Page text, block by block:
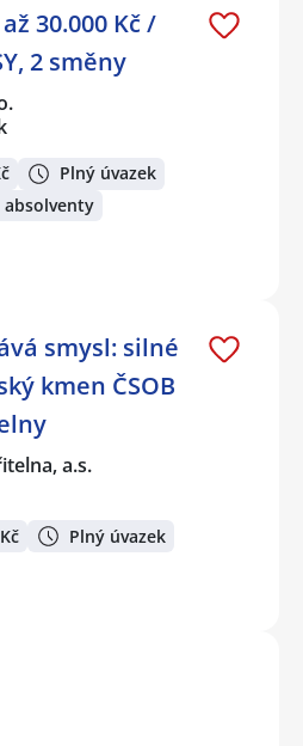
30.000 Kč /
2 směny
Plný úvazek
smysl: silné
kmen ČSOB
a.s.
Plný úvazek